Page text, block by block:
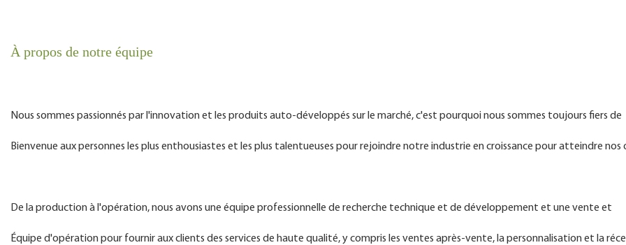
À propos de notre équipe
Nous sommes passionnés par l'innovation et les produits auto-développés sur le marché, c'est pourquoi nous sommes toujours fiers de
Bienvenue aux personnes les plus enthousiastes et les plus talentueuses pour rejoindre notre industrie en croissance pour atteindre nos
De la production à l'opération, nous avons une équipe professionnelle de recherche technique et de développement et une vente et
Équipe d'opération pour fournir aux clients des services de haute qualité, y compris les ventes après-vente, la personnalisation et la